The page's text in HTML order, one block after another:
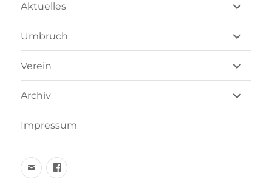
Aktuelles
öffnen
Umbruch
öffnen
Verein
öffnen
Archiv
öffnen
Impressum
Emailfacebook